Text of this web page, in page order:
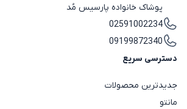
پوشاک خانواده پارسیس مُد
02591002234
09199872340
دسترسی سریع
جدیدترین محصولات
مانتو